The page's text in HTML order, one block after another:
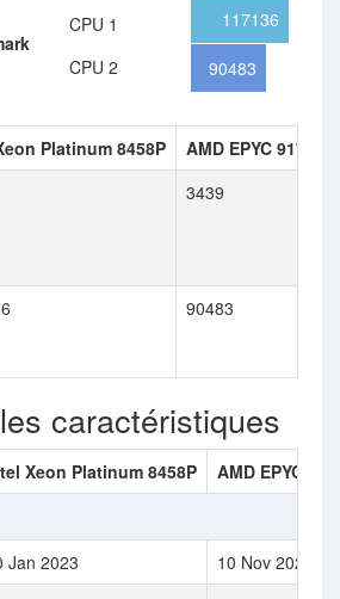
CPU 1
CPU 2
117136
90483
Platinum 8458P
AMD EPYC 9174F
3439
90483
caractéristiques
Xeon Platinum 8458P AMD EPYC
Jan 2023
10 Nov 2022